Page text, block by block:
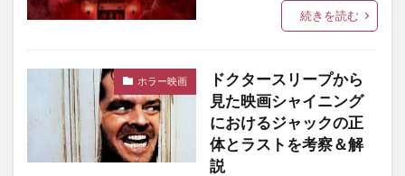
続きを読む
ホラー映画
ドクタースリープから
見た映画シャイニング
におけるジャックの正
体とラストを考察＆解
説